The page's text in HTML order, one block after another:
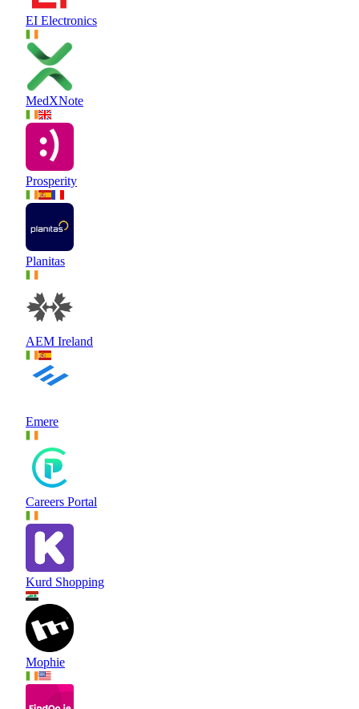
EI Electronics
MedXNote
Prosperity
Planitas
AEM Ireland
Emere
Careers Portal
Kurd Shopping
Mophie